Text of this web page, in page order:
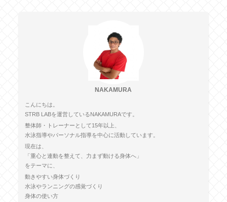
NAKAMURA
こんにちは。
STRB LABを運営しているNAKAMURAです。
整体師・トレーナーとして15年以上、
水泳指導やパーソナル指導を中心に活動しています。
現在は、
「重心と連動を整えて、力まず動ける身体へ」
をテーマに、
動きやすい身体づくり
水泳やランニングの感覚づくり
身体の使い方